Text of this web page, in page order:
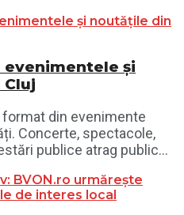
și
din evenimente
Concerte, spectacole,
publice atrag public...